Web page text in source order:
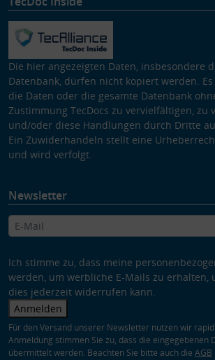
Die hier angezeigten Daten, insbesondere
Datenbank, dürfen nicht kopiert werden.
die Daten oder die gesamte Datenbank
Zustimmung TecDocs zu vervielfältigen, zu
und/oder diese Handlungen durch Dritte
Ein Zuwiderhandeln stellt eine
und wird verfolgt.
Newsletter
Ich stimme zu, dass meine
werden, um werbliche E-Mails zu erhalten,
dies jederzeit widerrufen kann.
Anmelden
Für den Versand unserer Newsletter nutzen wir
Anmeldung stimmen Sie zu, dass die eingegebenen
übermittelt werden. Beachten Sie bitte auch die AGB